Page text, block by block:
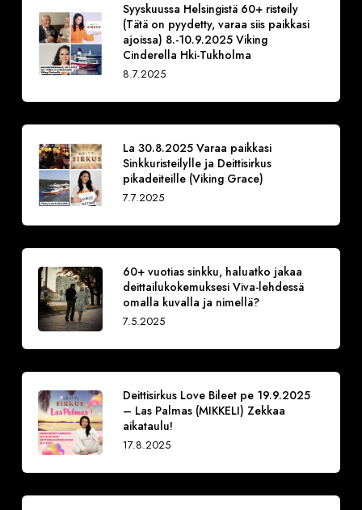
Syyskuussa Helsingistä 60+ risteily
(Tätä on pyydetty, varaa siis paikkasi
ajoissa) 8.-10.9.2025 Viking
Cinderella Hki-Tukholma
8.7.2025
La 30.8.2025 Varaa paikkasi
Sinkkuristeilylle ja Deittisirkus
pikadeiteille (Viking Grace)
7.7.2025
60+ vuotias sinkku, haluatko jakaa
deittailukokemuksesi Viva-lehdessä
omalla kuvalla ja nimellä?
7.5.2025
Deittisirkus Love Bileet pe 19.9.2025
– Las Palmas (MIKKELI) Zekkaa
aikataulu!
17.8.2025